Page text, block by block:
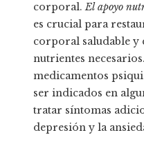
corporal.El apoyo
es crucial para
corporal saludable y
nutrientes
medicamentos
ser indicados en
tratar síntomas
depresión y la